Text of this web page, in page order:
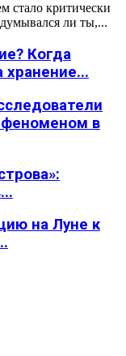
стало критически
ли ты,...
Когда
хранение...
в
на Луне к